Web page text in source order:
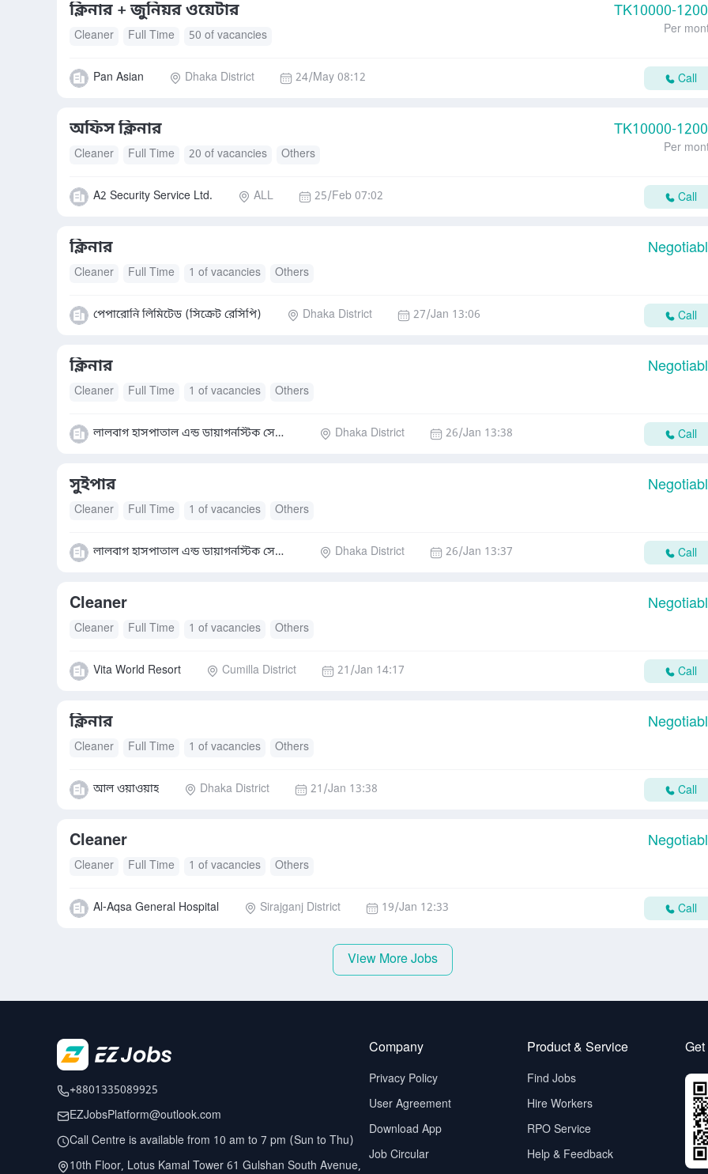
ক্লিনার + জুনিয়র ওয়েটার TK10000-
Cleaner Full Time 50 of vacancies Per
Pan Asian Dhaka District 24/May 08:12 Call
অফিস ক্লিনার TK10000-
Cleaner Full Time 20 of vacancies Others Per
A2 Security Service Ltd. ALL 25/Feb 07:02 Call
ক্লিনার
Cleaner Full Time 1 of vacancies Others
পেপারোনি লিমিটেড (সিক্রেট রেসিপি) Dhaka District 27/Jan 13:06 Call
ক্লিনার
Cleaner Full Time 1 of vacancies Others
লালবাগ হাসপাতাল এন্ড ডায়াগনস্টিক সেন্টার লি. Dhaka District 26/Jan 13:38 Call
সুইপার
Cleaner Full Time 1 of vacancies Others
লালবাগ হাসপাতাল এন্ড ডায়াগনস্টিক সেন্টার লি. Dhaka District 26/Jan 13:37 Call
Cleaner
Cleaner Full Time 1 of vacancies Others
Vita World Resort Cumilla District 21/Jan 14:17 Call
ক্লিনার
Cleaner Full Time 1 of vacancies Others
আল ওয়াওয়াহ Dhaka District 21/Jan 13:38 Call
Cleaner
Cleaner Full Time 1 of vacancies Others
Al-Aqsa General Hospital Sirajganj District 19/Jan 12:33 Call
View More Jobs
+8801335089925
EZJobsPlatform@outlook.com
Call Centre is available from 10 am to 7 pm (Sun to Thu)
10th Floor, Lotus Kamal Tower 61 Gulshan South Avenue,
Company
Privacy Policy
User Agreement
Download App
Job Circular
Product & Service
Find Jobs
Hire Workers
RPO Service
Help & Feedback